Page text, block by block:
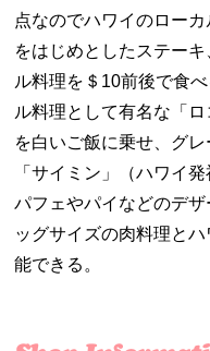
点なのでハワイのロー
をはじめとしたステー
ル料理を＄10前後で食
ル料理として有名な「
を白いご飯に乗せ、グ
「サイミン」（ハワイ
パフェやパイなどのデ
ッグサイズの肉料理と
能できる。